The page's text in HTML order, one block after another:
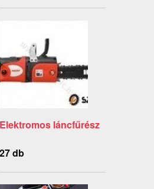
Elektromos láncfűrész
27 db